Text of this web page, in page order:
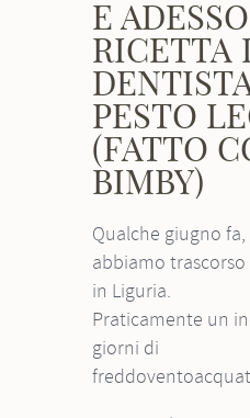
E
RICETTA
PESTO
(FATTO
BIMBY)
Qualche giugno fa, il paffutello e io
abbiamo
in Liguria.
Praticamente un
giorni di